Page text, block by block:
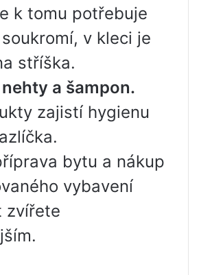
k tomu potřebuje
v kleci je
stříška.
a šampon.
zajistí hygienu
bytu a nákup
vybavení
zvířete